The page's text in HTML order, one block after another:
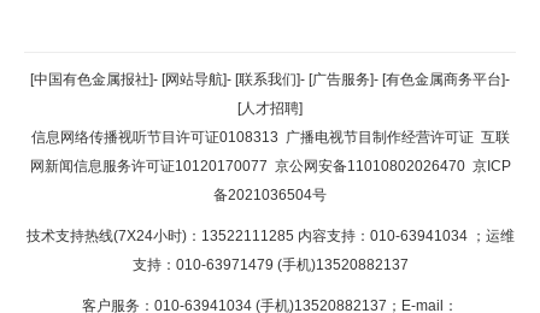
返回顶部
返回首页
[中国有色金属报社]- [网站导航]- [联系我们]- [广告服务]- [有色金属商务平台]-
[人才招聘]
信息网络传播视听节目许可证0108313 广播电视节目制作经营许可证 互联
网新闻信息服务许可证10120170077 京公网安备11010802026470 京ICP
备2021036504号
技术支持热线(7X24小时)：13522111285 内容支持：010-63941034 ；运维
支持：010-63971479 (手机)13520882137
客户服务：010-63941034 (手机)13520882137；E-mail：